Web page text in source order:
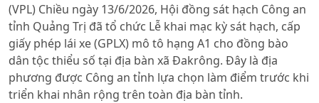
10s
10s
(VPL) Chiều ngày 13/6/2026, Hội đồng sát hạch Công an
tỉnh Quảng Trị đã tổ chức Lễ khai mạc kỳ sát hạch, cấp
giấy phép lái xe (GPLX) mô tô hạng A1 cho đồng bào
dân tộc thiểu số tại địa bàn xã Đakrông. Đây là địa
phương được Công an tỉnh lựa chọn làm điểm trước khi
triển khai nhân rộng trên toàn địa bàn tỉnh.